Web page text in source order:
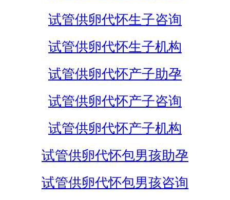
试管供卵代怀生子咨询
试管供卵代怀生子机构
试管供卵代怀产子助孕
试管供卵代怀产子咨询
试管供卵代怀产子机构
试管供卵代怀包男孩助孕
试管供卵代怀包男孩咨询